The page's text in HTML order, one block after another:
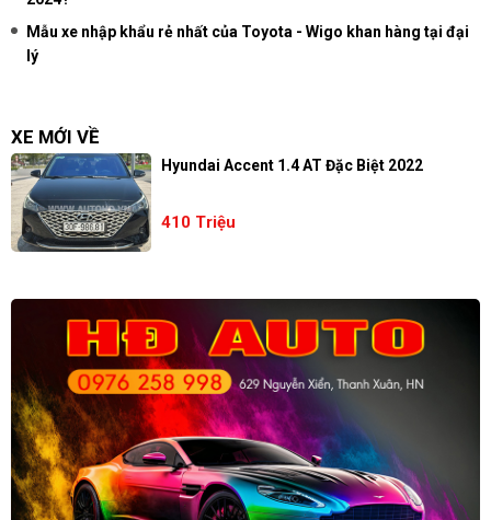
Mẫu xe nhập khẩu rẻ nhất của Toyota - Wigo khan hàng tại đại
lý
XE MỚI VỀ
Hyundai Accent 1.4 AT Đặc Biệt 2022
410 Triệu